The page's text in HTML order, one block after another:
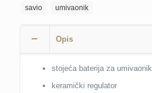
količina
savio
umivaonik
Opis
stojeća baterija za umivaonik
keramički regulator